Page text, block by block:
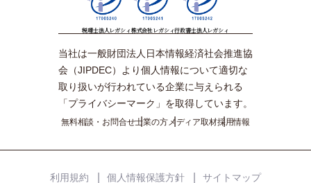
税理士法人レガシィ株式会社レガシィ行政書士法人レガシィ
当社は一般財団法人日本情報経済社会推進協
会（JIPDEC）より個人情報について適切な
取り扱いが行われている企業に与えられる
「プライバシーマーク」を取得しています。
無料相談・お問合せ士業の方メディア取材採用情報
利用規約 個人情報保護方針 サイトマップ